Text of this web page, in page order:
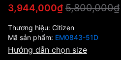
3,944,000₫ 5,800,000₫
Thương hiệu: Citizen
Mã sản phẩm: EM0843-51D
Hướng dẫn chọn size